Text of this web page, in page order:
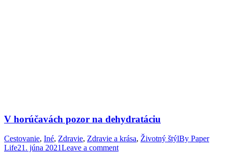
V horúčavách pozor na dehydratáciu
Cestovanie, Iné, Zdravie, Zdravie a krása, Životný štýlBy Paper
Life21. júna 2021Leave a comment